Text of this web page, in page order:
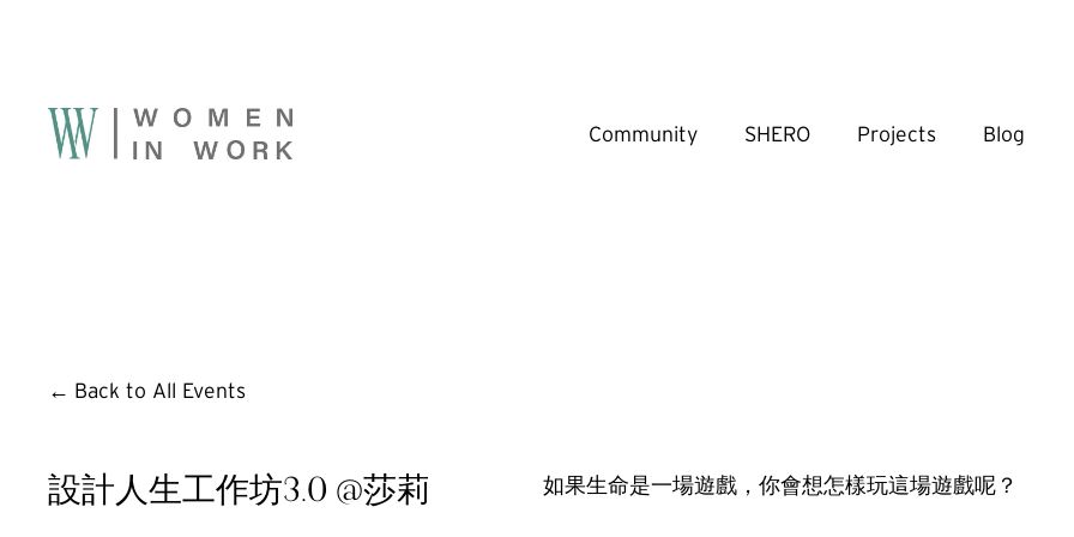
Community SHERO Projects Blog
Back to All Events
設計人生工作坊3.0 @莎莉 如果生命是一場遊戲，你會想怎樣玩這場遊戲呢？